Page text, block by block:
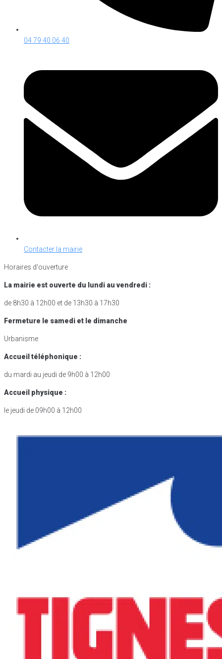
04 79 40 06 40
Contacter la mairie
Horaires d'ouverture
La mairie est ouverte du lundi au vendredi :
de 8h30 à 12h00 et de 13h30 à 17h30
Fermeture le samedi et le dimanche
Urbanisme
Accueil téléphonique :
du mardi au jeudi de 9h00 à 12h00
Accueil physique :
le jeudi de 09h00 à 12h00